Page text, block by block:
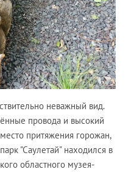
неважный вид.
провода и высокий
притяжения горожан,
"Саулетай" находился в
областного музея-